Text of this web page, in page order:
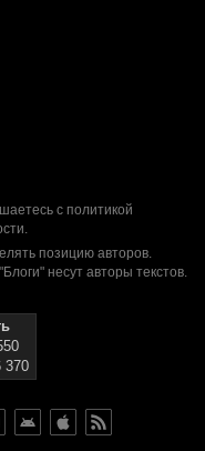
с политикой
.
позицию авторов.
несут авторы текстов.
370